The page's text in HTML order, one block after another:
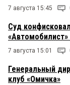
7 августа 15:45
Суд
7 августа 15:01
Генеральный
клуб «Омичка»